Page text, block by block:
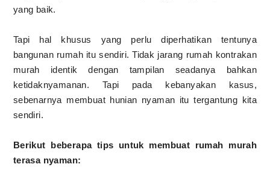
yang baik.
Tapi hal khusus yang perlu diperhatikan tentunya
bangunan rumah itu sendiri. Tidak jarang rumah kontrakan
murah identik dengan tampilan seadanya bahkan
ketidaknyamanan. Tapi pada kebanyakan kasus,
sebenarnya membuat hunian nyaman itu tergantung kita
sendiri.
Berikut beberapa tips untuk membuat rumah murah
terasa nyaman: